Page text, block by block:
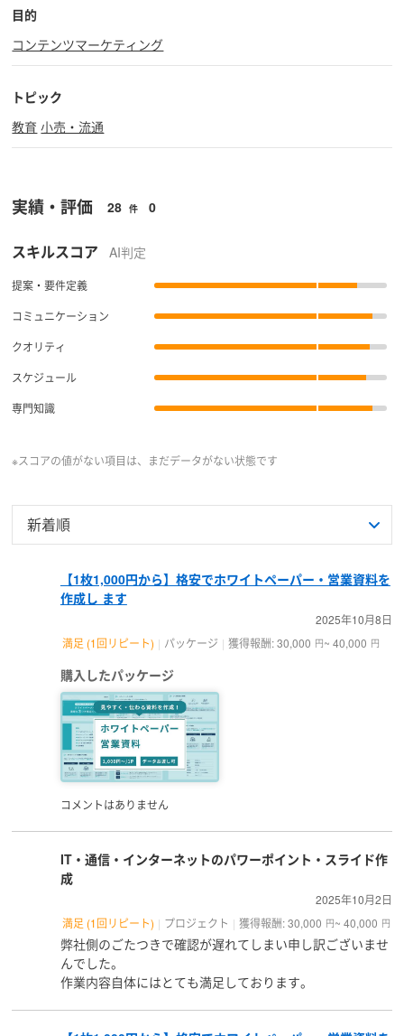
目的
コンテンツマーケティング
トピック
教育 小売・流通
実績・評価 28 件 0
スキルスコア AI判定
提案・要件定義
コミュニケーション
クオリティ
スケジュール
専門知識
※スコアの値がない項目は、まだデータがない状態です
【1枚1,000円から】格安でホワイトペーパー・営業資料を
作成し ます
2025年10月8日
満足 (1回リピート)
パッケージ 獲得報酬: 30,000 円~ 40,000 円
購入したパッケージ
コメントはありません
IT・通信・インターネットのパワーポイント・スライド作
成
2025年10月2日
満足 (1回リピート)
プロジェクト 獲得報酬: 30,000 円~ 40,000 円
弊社側のごたつきで確認が遅れてしまい申し訳ございませ
んでした。
作業内容自体にはとても満足しております。